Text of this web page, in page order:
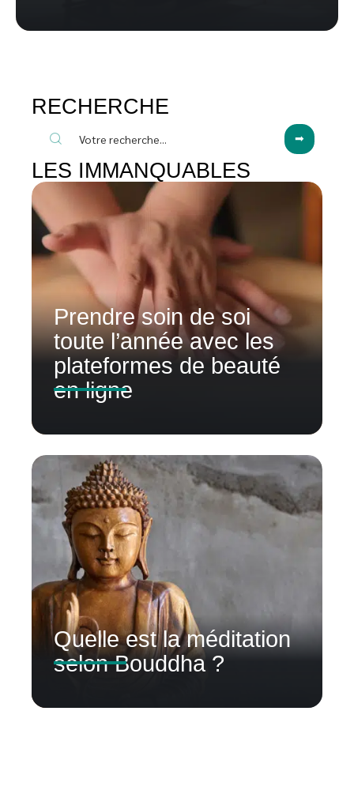
RECHERCHE
LES IMMANQUABLES
Prendre soin de soi
toute l’année avec les
plateformes de beauté
en ligne
Quelle est la méditation
selon Bouddha ?